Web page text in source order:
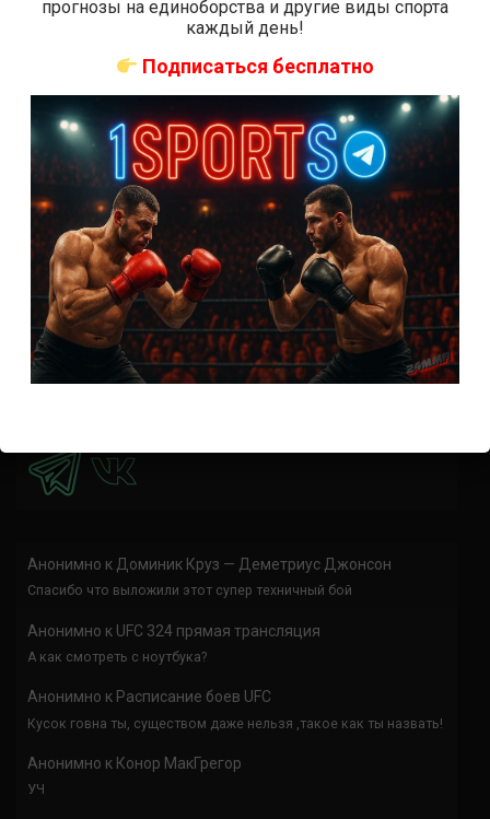
время начала
Прогноз на бой Кортес-Акоста — Льюис на UFC 324:
коэффициенты
Наталья Сильва на UFC 324: статистика и рекорд
Роуз Намаюнас: статистика и рекорд к турниру UFC
324
Где смотреть бой Сильва — Намаюнас на UFC 324:
время начала
Прогноз на бой Сильва — Намаюнас на UFC 324:
коэффициенты
Арнольд Аллен на UFC 324: статистика и рекорд
Анонимно к Доминик Круз — Деметриус Джонсон
Спасибо что выложили этот супер техничный бой
Анонимно к UFC 324 прямая трансляция
А как смотреть с ноутбука?
Анонимно к Расписание боев UFC
Кусок говна ты, существом даже нельзя ,такое как ты назвать!
Анонимно к Конор МакГрегор
УЧ
прогнозы на единоборства и другие виды спорта
каждый день!
Подписаться бесплатно